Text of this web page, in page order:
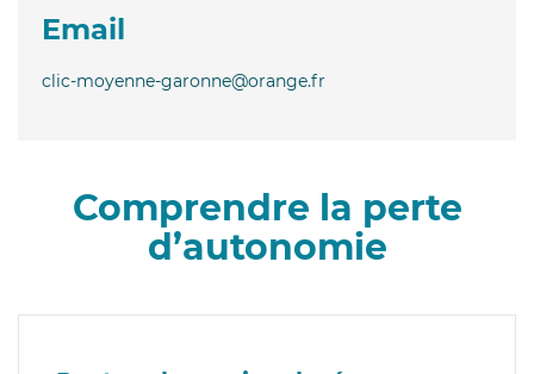
Email
clic-moyenne-garonne@orange.fr
Comprendre la perte
d’autonomie